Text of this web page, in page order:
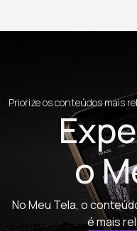
Priorize os conteúdos mais
o
No Meu Tela, o
é mais